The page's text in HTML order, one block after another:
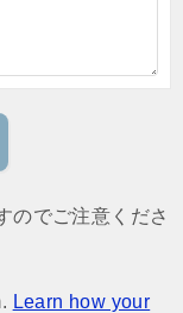
のでご注意くださ
Learn how your